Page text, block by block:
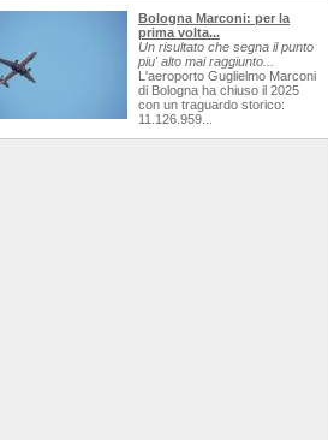
Bologna Marconi: per la
prima volta...
Un risultato che segna il punto
piu' alto mai raggiunto...
L'aeroporto Guglielmo Marconi
di Bologna ha chiuso il 2025
con un traguardo storico:
11.126.959...